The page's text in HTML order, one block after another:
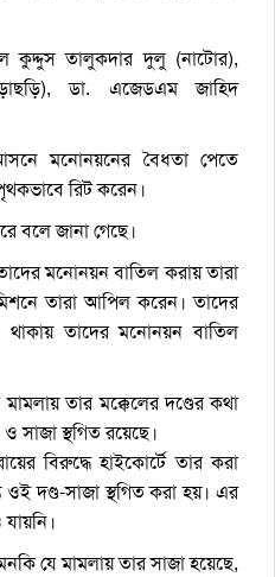
কুদ্দুস তালুকদার দুলু (নাটোর),
ডা. এজেডএম জাহিদ
মনোনয়নের বৈধতা পেতে
পৃথকভাবে রিট করেন।
বলে জানা গেছে।
মনোনয়ন বাতিল করায় তারা
তারা আপিল করেন। তাদের
থাকায় তাদের মনোনয়ন বাতিল
তার মক্কেলের দণ্ডের কথা
সাজা স্থগিত রয়েছে।
বিরুদ্ধে হাইকোর্টে তার করা
ওই দণ্ড-সাজা স্থগিত করা হয়। এর
যে মামলায় তার সাজা হয়েছে,